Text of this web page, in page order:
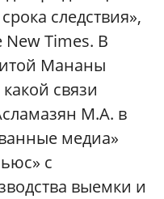
следствия»,
Times. В
Мананы
связи
М.А. в
медиа»
с
выемки и